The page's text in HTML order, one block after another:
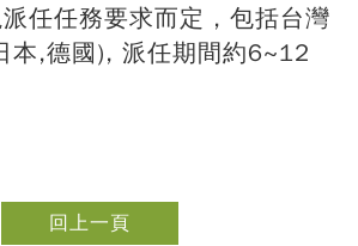
任任務要求而定，包括台灣
本,德國), 派任期間約6~12
回上一頁